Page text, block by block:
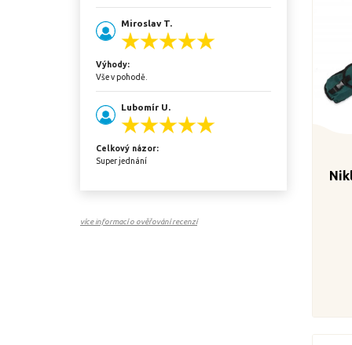
Miroslav T.
Výhody:
Vše v pohodě.
Lubomír U.
Celkový názor:
Super jednání
více informací o ověřování recenzí